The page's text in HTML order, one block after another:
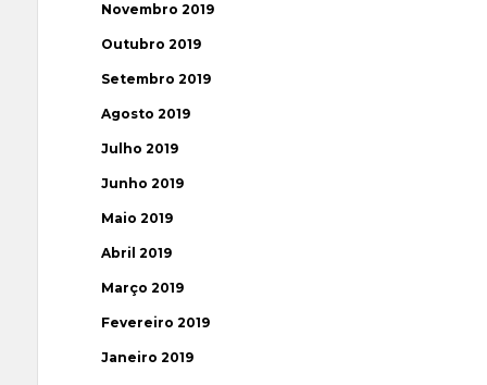
Novembro 2019
Outubro 2019
Setembro 2019
Agosto 2019
Julho 2019
Junho 2019
Maio 2019
Abril 2019
Março 2019
Fevereiro 2019
Janeiro 2019